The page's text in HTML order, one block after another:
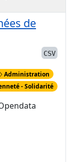
de
CSV
Administration
- Solidarité